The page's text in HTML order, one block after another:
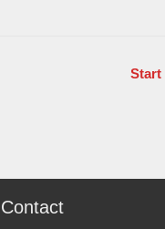
Start
Contact